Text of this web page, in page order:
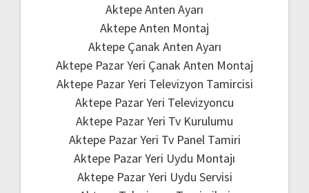
Aktepe Anten Ayarı
Aktepe Anten Montaj
Aktepe Çanak Anten Ayarı
Aktepe Pazar Yeri Çanak Anten Montaj
Aktepe Pazar Yeri Televizyon Tamircisi
Aktepe Pazar Yeri Televizyoncu
Aktepe Pazar Yeri Tv Kurulumu
Aktepe Pazar Yeri Tv Panel Tamiri
Aktepe Pazar Yeri Uydu Montajı
Aktepe Pazar Yeri Uydu Servisi